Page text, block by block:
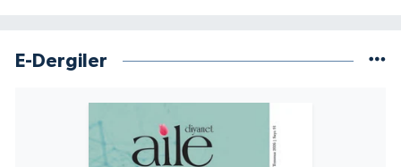
E-Dergiler
Yozgat Müftülüğü
Zonguldak Müftülüğü